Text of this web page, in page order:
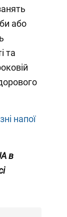
або
та
напої
в